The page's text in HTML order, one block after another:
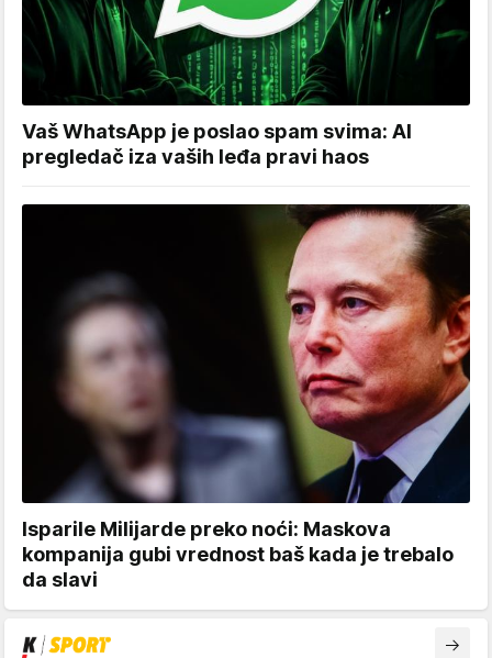
Vaš WhatsApp je poslao spam svima: AI
pregledač iza vaših leđa pravi haos
Isparile Milijarde preko noći: Maskova
kompanija gubi vrednost baš kada je trebalo
da slavi